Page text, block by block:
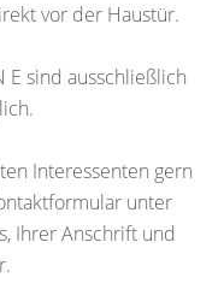
vor der Haustür.
E sind ausschließlich
Interessenten gern
unter
Ihrer Anschrift und